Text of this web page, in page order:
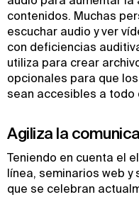
contenidos. Muchas
escuchar audio y ver
con deficiencias
utiliza para crear
opcionales para que
sean accesibles a todo
Agiliza la
Teniendo en cuenta el
línea, seminarios web
que se celebran